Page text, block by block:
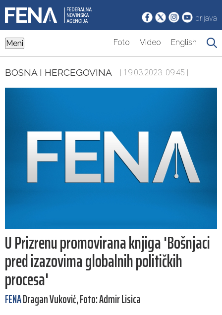
prijava
Meni Foto Video English
BOSNA I HERCEGOVINA | 19.03.2023. 09:45 |
U Prizrenu promovirana knjiga 'Bošnjaci
pred izazovima globalnih političkih
procesa'
FENADragan Vuković, Foto: Admir Lisica